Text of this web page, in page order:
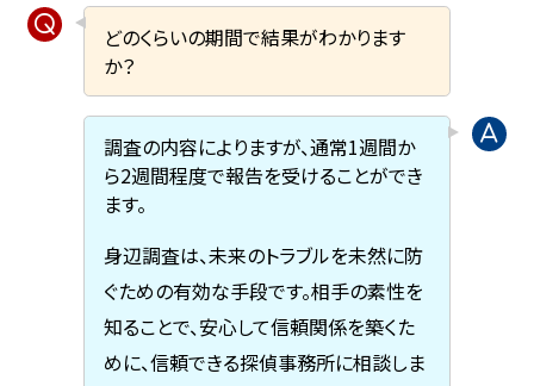
どのくらいの期間で結果がわかります
か？
調査の内容によりますが、通常1週間か
ら2週間程度で報告を受けることができ
ます。
身辺調査は、未来のトラブルを未然に防
ぐための有効な手段です。相手の素性を
知ることで、安心して信頼関係を築くた
めに、信頼できる探偵事務所に相談しま